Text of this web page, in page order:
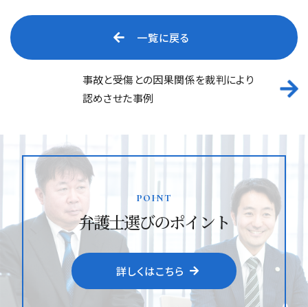
一覧に戻る
事故と受傷との因果関係を裁判により
認めさせた事例
point
弁護士選びのポイント
詳しくはこちら